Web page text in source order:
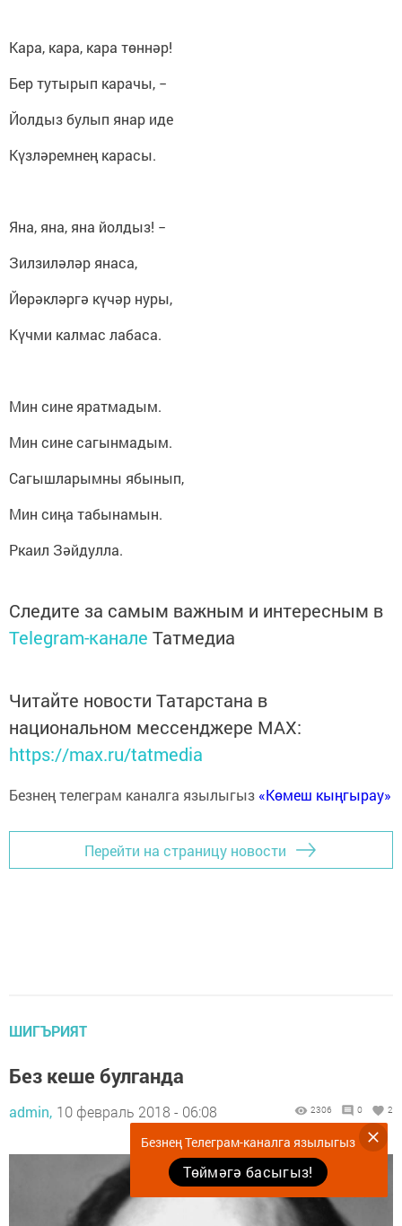
Кара, кара, кара төннәр!
Бер тутырып карачы, −
Йолдыз булып янар иде
Күзләремнең карасы.
Яна, яна, яна йолдыз! −
Зилзиләләр янаса,
Йөрәкләргә күчәр нуры,
Күчми калмас лабаса.
Мин сине яратмадым.
Мин сине сагынмадым.
Сагышларымны ябынып,
Мин сиңа табынамын.
Ркаил Зәйдулла.
Следите за самым важным и интересным в
Telegram-канале Татмедиа
Читайте новости Татарстана в
национальном мессенджере MАХ:
https://max.ru/tatmedia
Безнең телеграм каналга язылыгыз «Көмеш кыңгырау»
Перейти на страницу новости
ШИГЪРИЯТ
Без кеше булганда
admin, 10 февраль 2018 - 06:08 2306 0 2
Безнең Телеграм-каналга язылыгыз
Төймәгә басыгыз!